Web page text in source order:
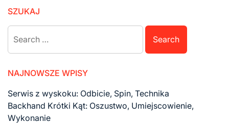
SZUKAJ
Search
for:
NAJNOWSZE WPISY
Serwis z wyskoku: Odbicie, Spin, Technika
Backhand Krótki Kąt: Oszustwo, Umiejscowienie,
Wykonanie